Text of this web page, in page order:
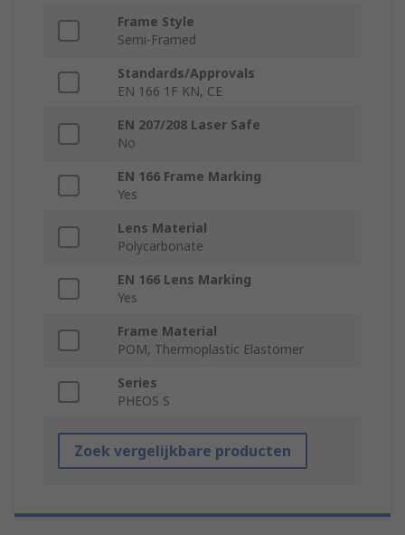
Frame Style
Semi-Framed
Standards/Approvals
EN 166 1F KN, CE
EN 207/208 Laser Safe
No
EN 166 Frame Marking
Yes
Lens Material
Polycarbonate
EN 166 Lens Marking
Yes
Frame Material
POM, Thermoplastic Elastomer
Series
PHEOS S
Zoek vergelijkbare producten